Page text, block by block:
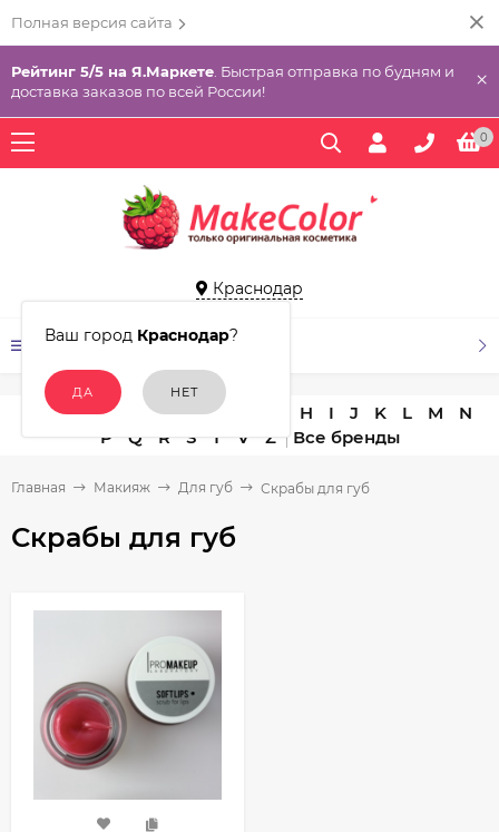
Полная версия сайта
Рейтинг 5/5 на Я.Маркете . Быстрая отправка по будням и
доставка заказов по всей России!
×
0
Краснодар
Ваш город Краснодар?
КАТАЛОГ ТОВАРОВ
A C D E H I J K L M
N
P
Q R S T V Z
Главная Макияж Для губ Скрабы для губ
Скрабы для губ